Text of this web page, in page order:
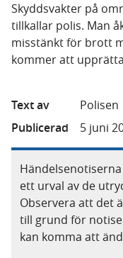
Skyddsvakter på
tillkallar polis. Man
misstänkt för brott
kommer att
Text av
Polisen
Publicerad
5 juni
ett urval av de
Observera att det
till grund för
kan komma att